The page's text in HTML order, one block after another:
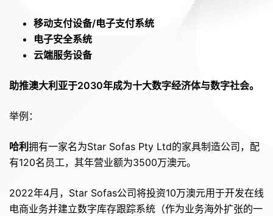
移动支付设备/电子支付系统
电子安全系统
云端服务设备
助推澳大利亚于2030年成为十大数字经济体与数字社会。
举例：
哈利 拥有一家名为Star Sofas Pty Ltd的家具制造公司，配
有120名员工，其年营业额为3500万澳元。
2022年4月，Star Sofas公司将投资10万澳元用于开发在线
电商业务并建立数字库存跟踪系统（作为业务海外扩张的一